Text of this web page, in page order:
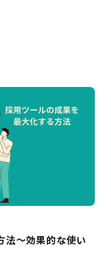
法～効果的な使い